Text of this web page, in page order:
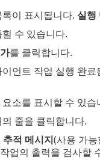
이 표시됩니다. 실행
수 있습니다.
를 클릭합니다.
언트 작업 실행 완료
소를 표시할 수 있습
의 줄을 클릭합니다.
추적 메시지(사용 가
업의 출력을 검사할